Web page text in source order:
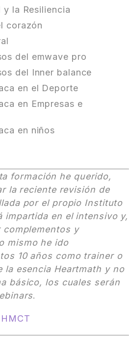
y la Resiliencia
corazón
del emwave pro
del Inner balance
en el Deporte
en Empresas e
en niños
formación he querido,
la reciente revisión de
por el propio Instituto
impartida en el intensivo y,
y
mismo he ido
10 años como trainer o
la esencia Heartmath y no
básico, los cuales serán
.